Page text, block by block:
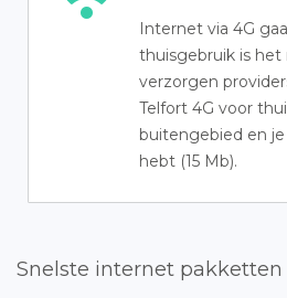
Internet via 4G
thuisgebruik is het
verzorgen
Telfort 4G voor
buitengebied en
hebt (15 Mb).
Snelste internet pakketten